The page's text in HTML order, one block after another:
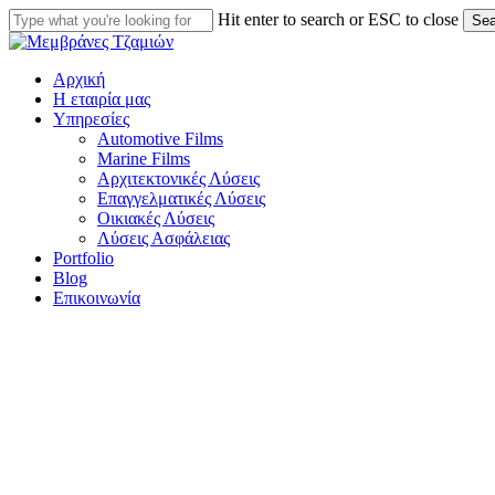
Skip
to
content
Hit enter to search or ESC to close
Close
Menu
Αρχική
Η εταιρία μας
Υπηρεσίες
Automotive Films
Marine Films
Αρχιτεκτονικές Λύσεις
Επαγγελματικές Λύσεις
Οικιακές Λύσεις
Λύσεις Ασφάλειας
Portfolio
Blog
Επικοινωνία